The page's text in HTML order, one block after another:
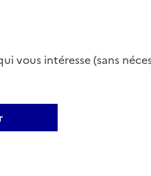
vous intéresse (sans